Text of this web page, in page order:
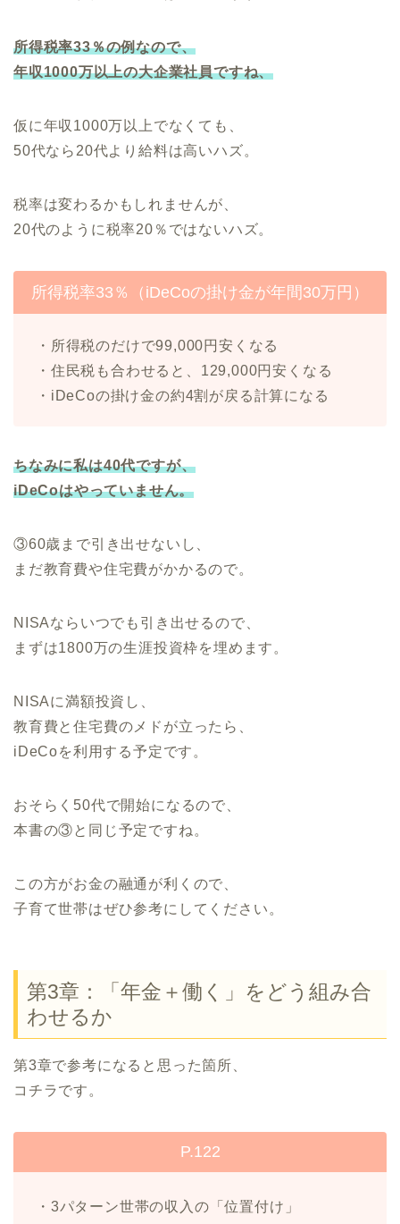
所得税率33％の例なので、
年収1000万以上の大企業社員ですね、
仮に年収1000万以上でなくても、
50代なら20代より給料は高いハズ。
税率は変わるかもしれませんが、
20代のように税率20％ではないハズ。
所得税率33％（iDeCoの掛け金が年間30万円）
・所得税のだけで99,000円安くなる
・住民税も合わせると、129,000円安くなる
・iDeCoの掛け金の約4割が戻る計算になる
ちなみに私は40代ですが、
iDeCoはやっていません。
③60歳まで引き出せないし、
まだ教育費や住宅費がかかるので。
NISAならいつでも引き出せるので、
まずは1800万の生涯投資枠を埋めます。
NISAに満額投資し、
教育費と住宅費のメドが立ったら、
iDeCoを利用する予定です。
おそらく50代で開始になるので、
本書の③と同じ予定ですね。
この方がお金の融通が利くので、
子育て世帯はぜひ参考にしてください。
第3章：「年金＋働く」をどう組み合
わせるか
第3章で参考になると思った箇所、
コチラです。
P.122
・3パターン世帯の収入の「位置付け」